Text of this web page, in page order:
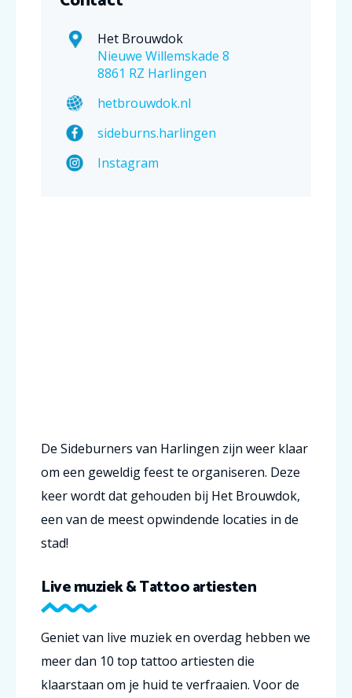
Het Brouwdok
Nieuwe Willemskade 8
8861 RZ Harlingen
hetbrouwdok.nl
sideburns.harlingen
Instagram
De Sideburners van Harlingen zijn weer klaar
om een geweldig feest te organiseren. Deze
keer wordt dat gehouden bij Het Brouwdok,
een van de meest opwindende locaties in de
stad!
Live muziek & Tattoo artiesten
Geniet van live muziek en overdag hebben we
meer dan 10 top tattoo artiesten die
klaarstaan om je huid te verfraaien. Voor de